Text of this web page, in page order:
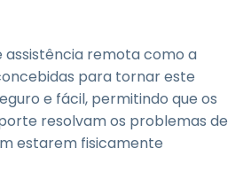
assistência remota como a
para tornar este
e fácil, permitindo que os
resolvam os problemas de
estarem fisicamente